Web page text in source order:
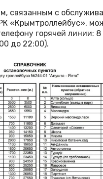
связанным с
«Крымтроллейбус»,
горячей линии:
до 22:00).